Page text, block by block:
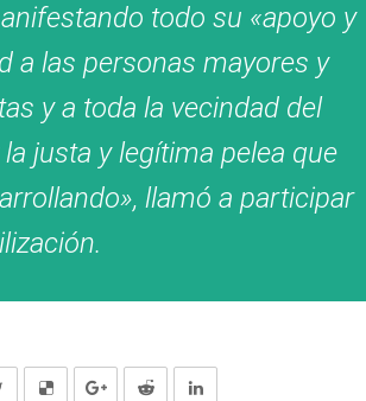
todo su «apoyo y
a las personas mayores y
y a toda la vecindad del
justa y legítima pelea que
llamó a participar